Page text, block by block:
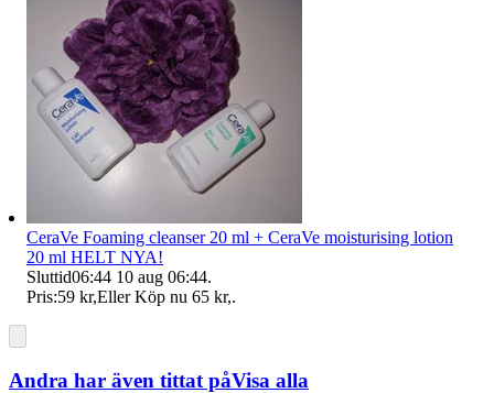
CeraVe Foaming cleanser 20 ml + CeraVe moisturising lotion
20 ml HELT NYA!
Sluttid06:44 10 aug 06:44.
Pris:59 kr,Eller Köp nu 65 kr,.
Andra har även tittat påVisa alla